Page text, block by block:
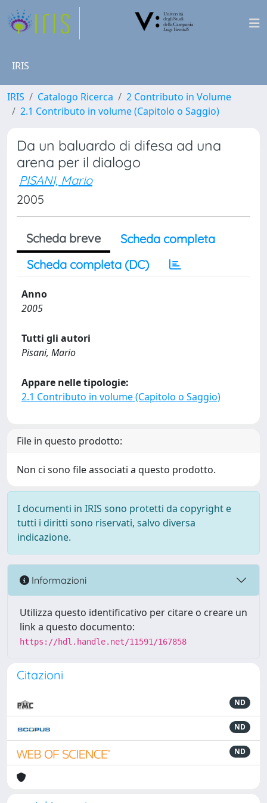
IRIS
IRIS Catalogo Ricerca
2 Contributo in Volume
2.1 Contributo in volume (Capitolo o Saggio)
Da un baluardo di difesa ad una
arena per il dialogo
PISANI, Mario
2005
Scheda breve
Scheda completa
Scheda completa (DC)
Anno
2005
Tutti gli autori
Pisani, Mario
Appare nelle tipologie:
2.1 Contributo in volume (Capitolo o Saggio)
File in questo prodotto:
Non ci sono file associati a questo prodotto.
I documenti in IRIS sono protetti da copyright e
tutti i diritti sono riservati, salvo diversa
indicazione.
Informazioni
Utilizza questo identificativo per citare o creare un
link a questo documento:
https://hdl.handle.net/11591/167858
Citazioni
ND
ND
ND